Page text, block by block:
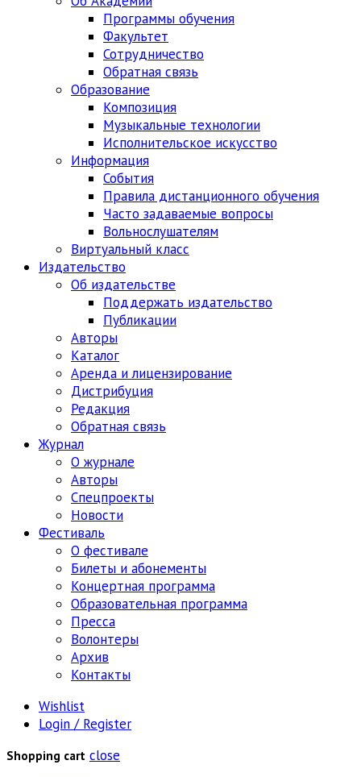
Программы обучения
Факультет
Сотрудничество
Обратная связь
Образование
Композиция
Музыкальные технологии
Исполнительское искусство
Информация
События
Правила дистанционного обучения
Часто задаваемые вопросы
Вольнослушателям
Виртуальный класс
Издательство
Об издательстве
Поддержать издательство
Публикации
Авторы
Каталог
Аренда и лицензирование
Дистрибуция
Редакция
Обратная связь
Журнал
О журнале
Авторы
Спецпроекты
Новости
Фестиваль
О фестивале
Билеты и абонементы
Концертная программа
Образовательная программа
Пресса
Волонтеры
Архив
Контакты
Wishlist
Login / Register
Shopping cart close